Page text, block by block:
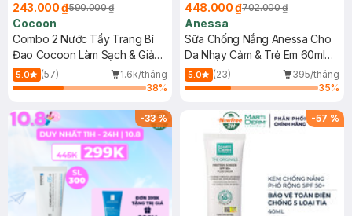
243.000 ₫590.000 ₫
Cocoon
Combo 2 Nước Tẩy Trang Bí
Đao Cocoon Làm Sạch & Giảm
Dầu 500ml
5.0 (57)
1.6k/tháng
38%
448.000 ₫702.000 ₫
Anessa
Sữa Chống Nắng Anessa Cho
Da Nhạy Cảm & Trẻ Em 60ml
(Mới)
5.0 (23)
395/tháng
35%
-33% -57 %